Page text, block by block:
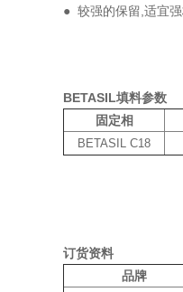
● 较强的保留,适宜
BETASIL填料参数
固定相
BETASIL C18
订货资料
品牌